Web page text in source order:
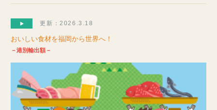
更新：2026.3.18
おいしい食材を福岡から世界へ！
－港別輸出額－